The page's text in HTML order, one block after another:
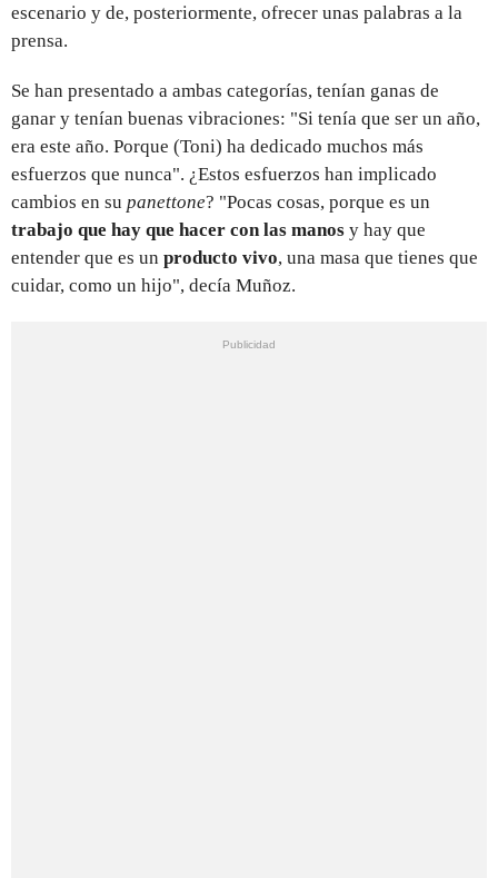
escenario y de, posteriormente, ofrecer unas palabras a la
prensa.
Se han presentado a ambas categorías, tenían ganas de
ganar y tenían buenas vibraciones: "Si tenía que ser un año,
era este año. Porque (Toni) ha dedicado muchos más
esfuerzos que nunca". ¿Estos esfuerzos han implicado
cambios en su panettone? "Pocas cosas, porque es un
trabajo que hay que hacer con las manos y hay que
entender que es un producto vivo, una masa que tienes que
cuidar, como un hijo", decía Muñoz.